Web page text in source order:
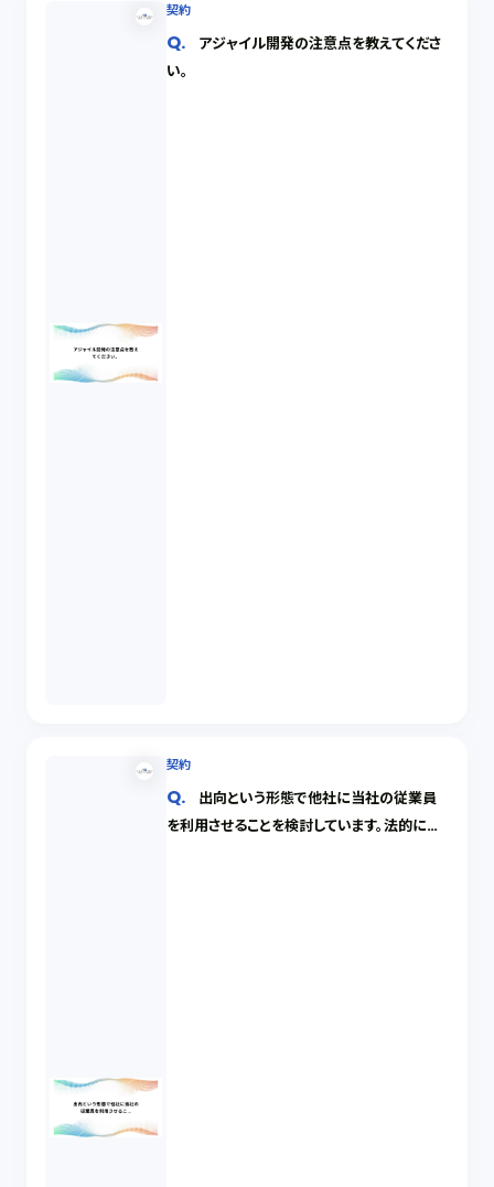
契約
アジャイル開発の注意点を教えてくださ
い。
契約
出向という形態で他社に当社の従業員
を利用させることを検討しています。法的にど